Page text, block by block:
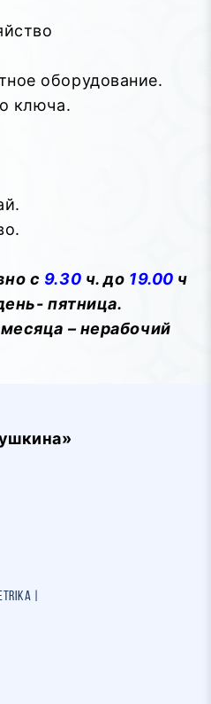
оборудование.
ключа.
с 9.30 ч. до 19.00 ч
пятница.
– нерабочий
|